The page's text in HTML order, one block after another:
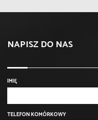
NAPISZ DO NAS
IMIĘ
TELEFON KOMÓRKOWY